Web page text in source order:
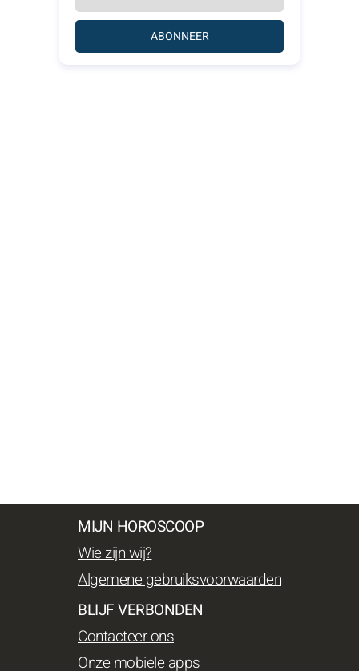
ABONNEER
MIJN HOROSCOOP
Wie zijn wij?
Algemene gebruiksvoorwaarden
BLIJF VERBONDEN
Contacteer ons
Onze mobiele apps